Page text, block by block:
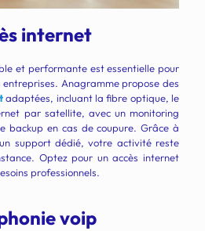
internet
et performante est essentielle pour
Anagramme propose des
adaptées, incluant la fibre optique, le
par satellite, avec un monitoring
backup en cas de coupure. Grâce à
support dédié, votre activité reste
Optez pour un accès internet
professionnels.
voip